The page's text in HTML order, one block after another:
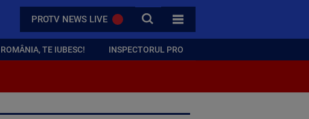
PROTV NEWS LIVE CAUTA
TOATE CATEGORIILE
ROMÂNIA, TE IUBESC! INSPECTORUL PRO